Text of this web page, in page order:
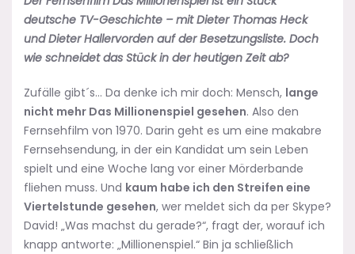
deutsche TV-Geschichte – mit Dieter Thomas Heck
und Dieter Hallervorden auf der Besetzungsliste. Doch
wie schneidet das Stück in der heutigen Zeit ab?
Zufälle gibt´s… Da denke ich mir doch: Mensch, lange
nicht mehr Das Millionenspiel gesehen. Also den
Fernsehfilm von 1970. Darin geht es um eine makabre
Fernsehsendung, in der ein Kandidat um sein Leben
spielt und eine Woche lang vor einer Mörderbande
fliehen muss. Und kaum habe ich den Streifen eine
Viertelstunde gesehen, wer meldet sich da per Skype?
David! „Was machst du gerade?“, fragt der, worauf ich
knapp antworte: „Millionenspiel.“ Bin ja schließlich